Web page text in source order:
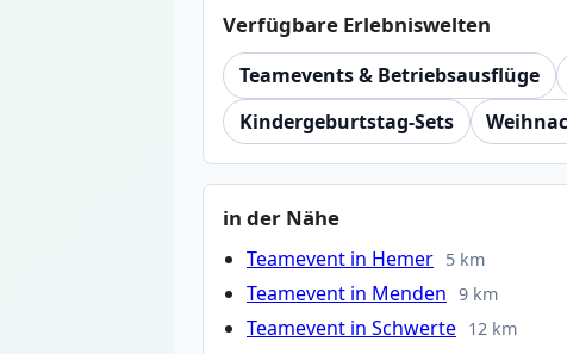
Verfügbare Erlebniswelten
Teamevents & Betriebsausflüge
Kindergeburtstag-Sets
in der Nähe
Teamevent in Hemer 5 km
Teamevent in Menden 9 km
Teamevent in Schwerte 12 km